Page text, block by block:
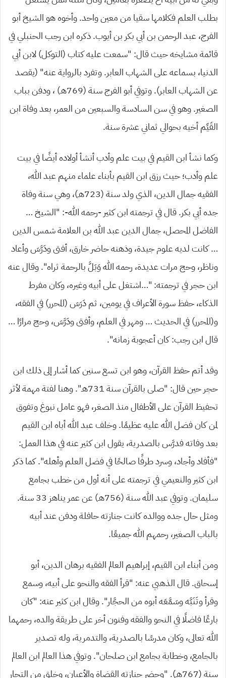
بطلب العلم فكلامها سقيا من معين واحد. وأخوه هو الشيخ أبو
الفرج، عبد الرحمن بن أبي بكر بن أيوب. ذكره ابن رجب الحنبلي في
قائمة مشايخه حيث قال: “سمعت عليه كتاب (التوكل) لابن أبي
الدنيا، بسماعه على الشهاب العابر. وتفرد بالرواية عنه” (يقصد
عن الشهاب العابر). وتوفي أبو الفرج سنة (769هـ) ، ودفن بباب
الصغير. وهو في سن السادسة والسبعين من العمر، بعد وفاة ابن
القَيِّم أخيه بحوالي ثماني عشرة سنة.
وكما نشأ ابن القيم في بيت علم وأدب أنشأ أولاده أيضًا في بيت
علم وأدب؛ حيث رزق ابن القيم بأبناء علماء منهم عبد الله،
الفقيه جمال الدين، الذي ولد سنة (723هـ)، وهي سنة وفاة
جده أبي بكر. قال في ترجمته ابن كثير -رحمه الله-: “الشيخ …
الفاضل المحصل، جمال الدين عبد الله بن العلامة شمس الدين
… كانت لديه علوم جيدة، وذهنه حاضر خارق، أفتى ودَرَّسَ وأعاد
وناظر، وحج مرات عديدة، رحمه الله وَبَلَّ بالرحمة ثراه”. وقال عنه
ابن حجر في ترجمته: “…اشتغل على أبيه وغيره، وكان مفرط
الذكاء، حفظ سورة الأعراف في يومين، ثم دَرَسَ (المحرر) في الفقه،
و(المحرر) في الحديث … ومهر في العلم، وأفتى ودَرَّسَ، وحج مرارًا …
قال ابن رجب: كان أعجوبة زمانه”.
وقد أتم حفظ القرآن، وهو ابن تسع سنين كما أشار إلى ذلك ابن
حجر حين قال: “صلى بالقرآن سنة 731هـ”. وهنا لفتة مهمة لأثر
تحفيظ القرآن على الأطفال منذ الصغر، فهو عامل نبوغ وتفوق
لمن كان فضل الله عليه عظيمًا. وخلف عبد الله أباه ابن القيم
بعد وفاته فدرَّس بالصدرية، يقول ابن كثير عنه في هذا العمل:
“فأفاد وأجاد، وسرد طرفًا صالحًا في فضل العلم وأهله”. كما ذكر
ابن كثير والنعيمي في ترجمته على أنه أول من خطب بجامع
سليمان. وتوفي عبد الله سنة (756هـ) عن عمر يناهز 33 سنة.
ومثل حال جده ووالده كانت جنازته حافلة ودفن عند أبيه
بالباب الصغير، رحمهم الله جميعًا.
ومن أبناء ابن القيم، إبراهيم العالم الفقيه برهان الدين، أبو
إسحاق. قال الذهبي عنه: “قرأ الفقه والنحو على أبيه، وسمع
وقرأ وتَنَبَّه وسَمَّعَه أبوه من الحجَّار”. وقال ابن كثير عنه: “كان
بارعًا فاضلًا في النحو والفقه وفنون أخر على طريقة والده، رحمهما
الله تعالى، وكان مدرسًا بالصدرية، والتدمرية، وله تصدير
بالجامع، وخطابة بجامع ابن صلحان”. وتوفي هذا العالم ابن العالم
سنة (767هـ). “وحضر جنازته القضاة والأعيان، وخلق من التجار